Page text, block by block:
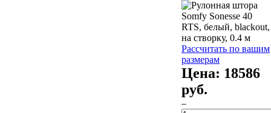
Рассчитать по вашим
размерам
Цена: 18586
руб.
–